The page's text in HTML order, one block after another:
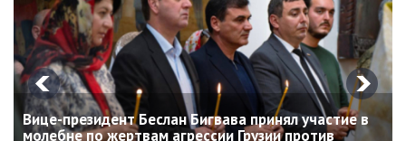
Вице-президент Беслан Бигвава принял участие в
молебне по жертвам агрессии Грузии против